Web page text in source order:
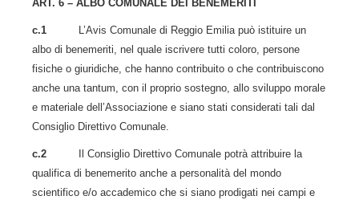
ART. 6 – ALBO COMUNALE DEI BENEMERITI
c.1
L’Avis Comunale di Reggio Emilia può istituire un
albo di benemeriti, nel quale iscrivere tutti coloro, persone
fisiche o giuridiche, che hanno contribuito o che contribuiscono
anche una tantum, con il proprio sostegno, allo sviluppo morale
e materiale dell’Associazione e siano stati considerati tali dal
Consiglio Direttivo Comunale.
c.2
Il Consiglio Direttivo Comunale potrà attribuire la
qualifica di benemerito anche a personalità del mondo
scientifico e/o accademico che si siano prodigati nei campi e